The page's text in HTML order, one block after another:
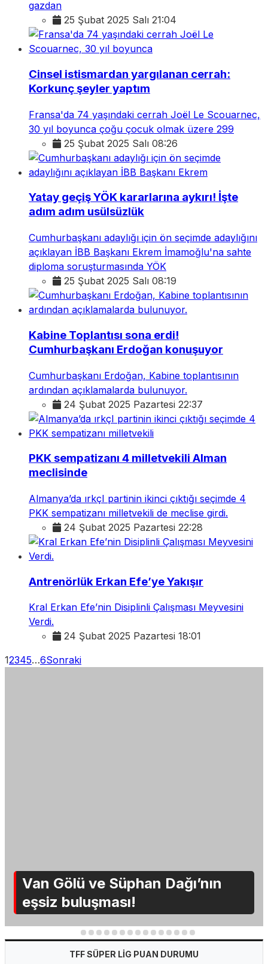
gazdan
25 Şubat 2025 Salı 21:04
Cinsel istismardan yargılanan cerrah:
Korkunç şeyler yaptım
Fransa'da 74 yaşındaki cerrah Joël Le Scouarnec,
30 yıl boyunca çoğu çocuk olmak üzere 299
25 Şubat 2025 Salı 08:26
Yatay geçiş YÖK kararlarına aykırı! İşte
adım adım usülsüzlük
Cumhurbaşkanı adaylığı için ön seçimde adaylığını
açıklayan İBB Başkanı Ekrem İmamoğlu'na sahte
diploma soruşturmasında YÖK
25 Şubat 2025 Salı 08:19
Kabine Toplantısı sona erdi!
Cumhurbaşkanı Erdoğan konuşuyor
Cumhurbaşkanı Erdoğan, Kabine toplantısının
ardından açıklamalarda bulunuyor.
24 Şubat 2025 Pazartesi 22:37
PKK sempatizanı 4 milletvekili Alman
meclisinde
Almanya’da ırkçI partinin ikinci çıktığı seçimde 4
PKK sempatizanı milletvekili de meclise girdi.
24 Şubat 2025 Pazartesi 22:28
Antrenörlük Erkan Efe’ye Yakışır
Kral Erkan Efe’nin Disiplinli Çalışması Meyvesini
Verdi.
24 Şubat 2025 Pazartesi 18:01
12345…6Sonraki
Van Gölü ve Süphan Dağı’nın
eşsiz buluşması!
2 3 4 5 6 7 8 9 10 11 12 13 14 15
TFF SÜPER LİG PUAN DURUMU